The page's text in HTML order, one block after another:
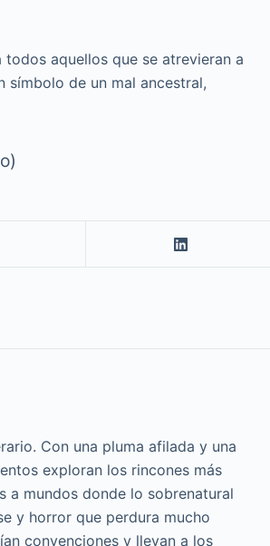
aquellos que se atrevieran a
símbolo de un mal ancestral,
Con una pluma afilada y una
exploran los rincones más
a mundos donde lo sobrenatural
y horror que perdura mucho
convenciones y llevan a los